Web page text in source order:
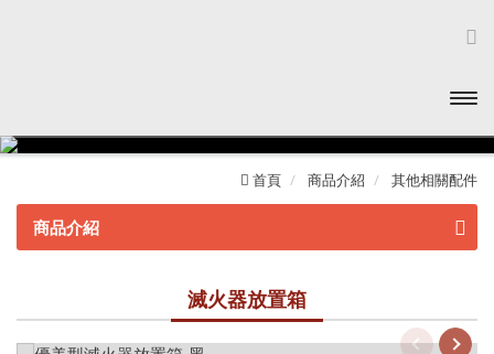
單
首頁 商品介紹 其他相關配件
商品介紹
不鏽鋼系列
環保潔淨氣體滅火器
滅火器放置箱